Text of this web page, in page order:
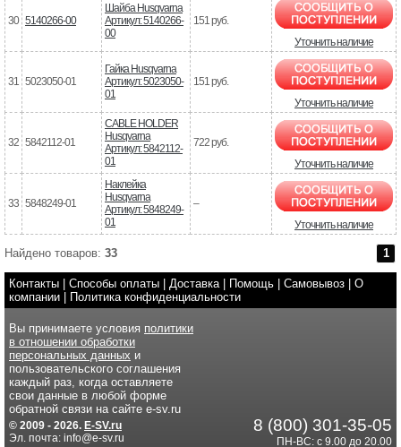
30 5140266-00
Шайба Husqvarna
Артикул: 5140266-
00
151 руб.
Уточнить наличие
31 5023050-01
Гайка Husqvarna
Артикул: 5023050-
01
151 руб.
Уточнить наличие
32 5842112-01
CABLE HOLDER
Husqvarna
Артикул: 5842112-
01
722 руб.
Уточнить наличие
33 5848249-01
Наклейка
Husqvarna
Артикул: 5848249-
01
–
Уточнить наличие
Найдено товаров: 33 1
Контакты Способы оплаты Доставка| Помощь Самовывоз
О
компании
Политика конфиденциальности
Вы принимаете условия политики
в отношении обработки
персональных данных и
пользовательского соглашения
каждый раз, когда оставляете
свои данные в любой форме
обратной связи на сайте e-sv.ru
© 2009 - 2026. E-SV.ru
Эл. почта: info@e-sv.ru
8 (800) 301-35-05
ПН-ВС: с 9.00 до 20.00